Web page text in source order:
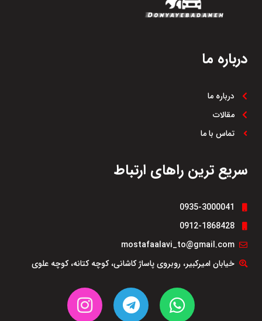
درباره ما
درباره ما
مقالات
تماس با ما
سریع ترین راهای ارتباط
0935-3000041
0912-1868428
mostafaalavi_to@gmail.com
خیابان امیرکبیر، روبروی پاساژ کاشانی، کوچه کتانه، کوچه علوی